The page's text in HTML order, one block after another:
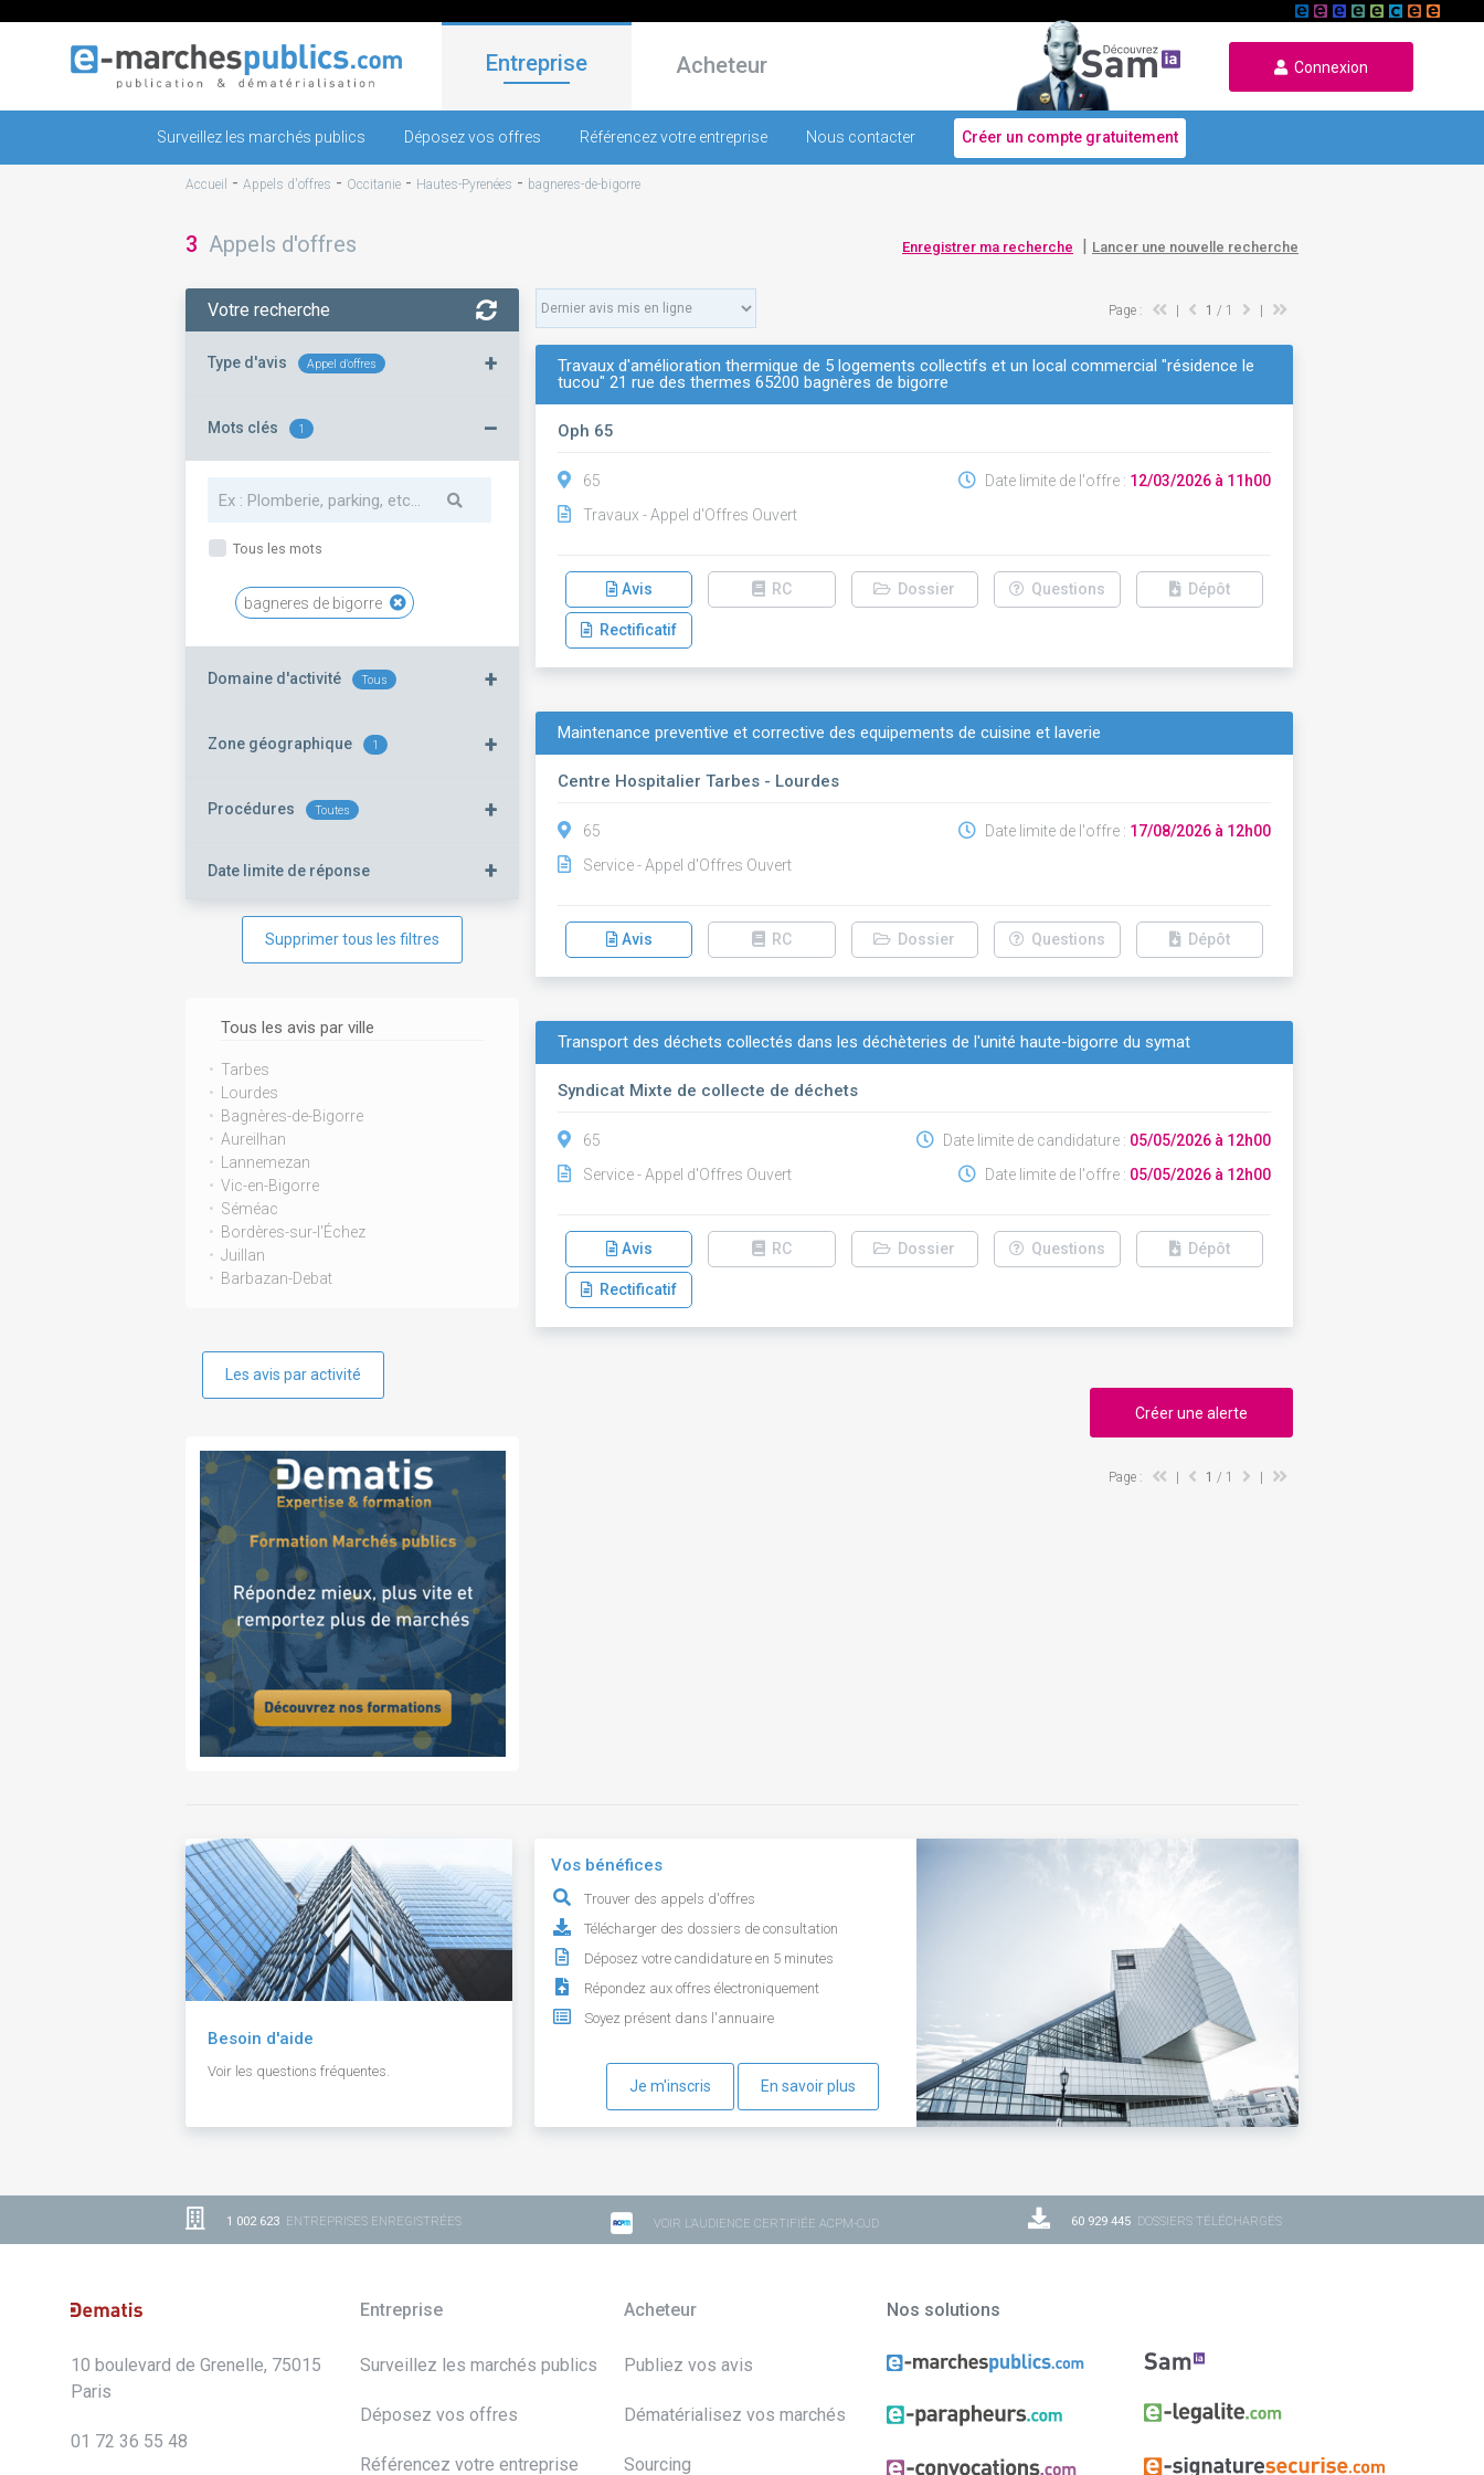
Entreprise Acheteur Connexion
Surveillez les marchés publics Déposez vos offres Référencez votre entreprise Nous contacter Créer un compte gratuitement
Accueil - Appels d'offres - Occitanie - Hautes-Pyrenées - bagneres-de-bigorre
3 Appels d'offres Enregistrer ma recherche | Lancer une nouvelle recherche
Votre recherche
Type d'avis Appel d'offres +
Mots clés 1 –
Tous les mots
bagneres de bigorre
Domaine d'activité Tous +
Zone géographique 1 +
Procédures Toutes +
Date limite de réponse +
Supprimer tous les filtres
Tous les avis par ville
Tarbes
Lourdes
Bagnères-de-Bigorre
Aureilhan
Lannemezan
Vic-en-Bigorre
Séméac
Bordères-sur-l'Échez
Juillan
Barbazan-Debat
Les avis par activité
Page : 1 / 1
Travaux d'amélioration thermique de 5 logements collectifs et un local commercial "résidence le
tucou" 21 rue des thermes 65200 bagnères de bigorre
Oph 65
65
Travaux - Appel d'Offres Ouvert
Date limite de l'offre : 12/03/2026 à 11h00
Avis RC Dossier Questions Dépôt
Rectificatif
Maintenance preventive et corrective des equipements de cuisine et laverie
Centre Hospitalier Tarbes - Lourdes
65
Service - Appel d'Offres Ouvert
Date limite de l'offre : 17/08/2026 à 12h00
Avis RC Dossier Questions Dépôt
Transport des déchets collectés dans les déchèteries de l'unité haute-bigorre du symat
Syndicat Mixte de collecte de déchets
65
Service - Appel d'Offres Ouvert
Date limite de candidature : 05/05/2026 à 12h00
Date limite de l'offre : 05/05/2026 à 12h00
Avis RC Dossier Questions Dépôt
Rectificatif
Créer une alerte
Page : 1 / 1
Besoin d'aide
Voir les questions fréquentes.
Vos bénéfices
Trouver des appels d'offres
Télécharger des dossiers de consultation
Déposez votre candidature en 5 minutes
Répondez aux offres électroniquement
Soyez présent dans l'annuaire
Je m'inscris En savoir plus
1 002 623 ENTREPRISES ENREGISTRÉES VOIR L'AUDIENCE CERTIFIÉE ACPM-OJD 60 929 445 DOSSIERS TÉLÉCHARGÉS
10 boulevard de Grenelle, 75015
Paris
01 72 36 55 48
Entreprise
Surveillez les marchés publics
Déposez vos offres
Référencez votre entreprise
Acheteur
Publiez vos avis
Dématérialisez vos marchés
Sourcing
Nos solutions